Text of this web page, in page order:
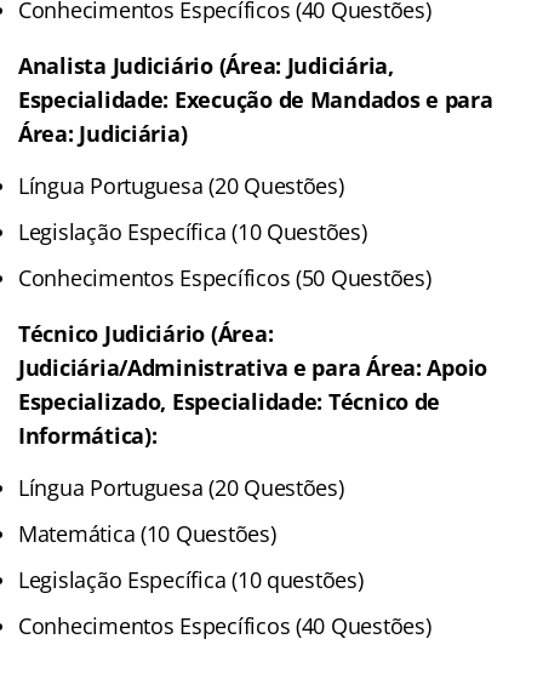
Conhecimentos Específicos (40 Questões)
Analista Judiciário (Área: Judiciária,
Especialidade: Execução de Mandados e para
Área: Judiciária)
Língua Portuguesa (20 Questões)
Legislação Específica (10 Questões)
Conhecimentos Específicos (50 Questões)
Técnico Judiciário (Área:
Judiciária/Administrativa e para Área: Apoio
Especializado, Especialidade: Técnico de
Informática):
Língua Portuguesa (20 Questões)
Matemática (10 Questões)
Legislação Específica (10 questões)
Conhecimentos Específicos (40 Questões)